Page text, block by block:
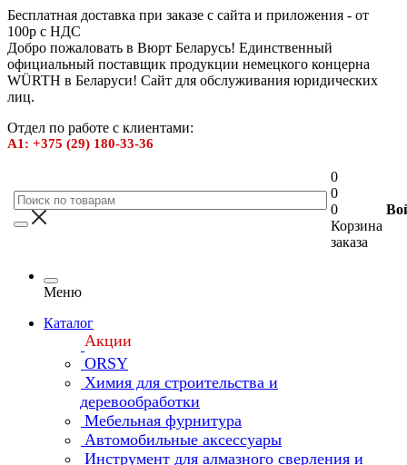
Бесплатная доставка при заказе с сайта и приложения - от
100р с НДС
Добро пожаловать в Вюрт Беларусь! Единственный
официальный поставщик продукции немецкого концерна
WÜRTH в Беларуси! Сайт для обслуживания юридических
лиц.
Отдел по работе с клиентами:
А1: +375 (29) 180-33-36
0
0
0
Корзина
заказа
Меню
Каталог
Акции
ORSY
Химия для строительства и
деревообработки
Мебельная фурнитура
Автомобильные аксессуары
Инструмент для алмазного сверления и